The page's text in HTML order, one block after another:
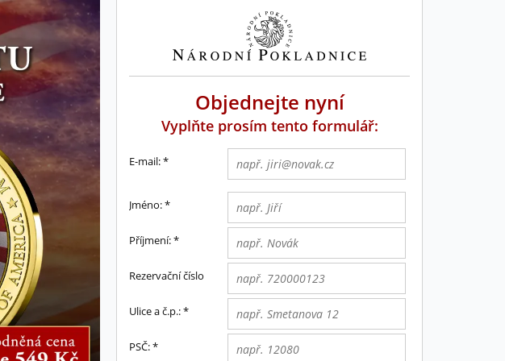
Objednejte nyní
Vyplňte prosím tento formulář:
E-mail:*
Jméno:*
Příjmení:*
Rezervační číslo
Ulice a č.p.:*
PSČ:*